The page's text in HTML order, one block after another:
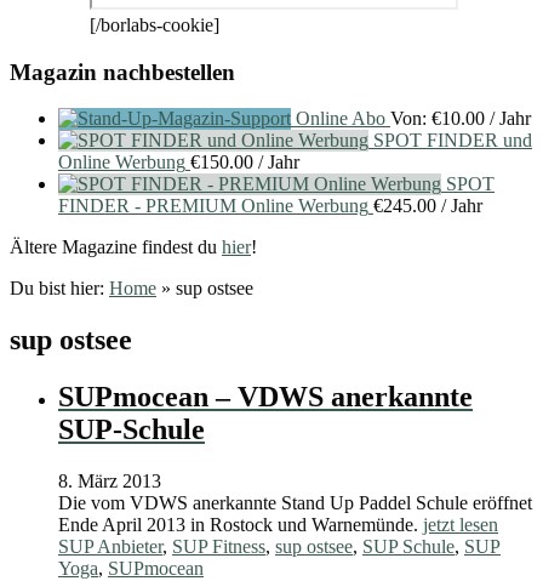
[/borlabs-cookie]
Magazin nachbestellen
Online Abo Von: €10.00 / Jahr
SPOT FINDER und
Online Werbung €150.00 / Jahr
SPOT
FINDER - PREMIUM Online Werbung €245.00 / Jahr
Ältere Magazine findest du hier!
Du bist hier: Home » sup ostsee
sup ostsee
SUPmocean – VDWS anerkannte
SUP-Schule
8. März 2013
Die vom VDWS anerkannte Stand Up Paddel Schule eröffnet
Ende April 2013 in Rostock und Warnemünde. jetzt lesen
SUP Anbieter, SUP Fitness, sup ostsee, SUP Schule, SUP
Yoga, SUPmocean